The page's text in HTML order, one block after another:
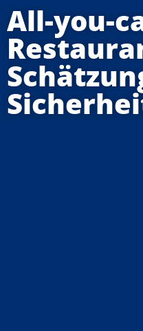
All-you-